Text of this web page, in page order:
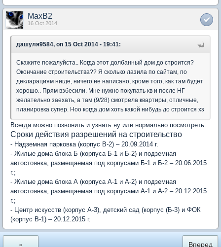
MaxB2
16 Oct 2014
дашуля9584, on 15 Oct 2014 - 19:41:
Скажите пожалуйста.. Когда этот долбанный дом до строится?
Окончание строительства?? Я сколько лазила по сайтам, по
декларациям нигде, ничего не написано, кроме того, как там будет
хорошо.. Прям взбесили. Мне нужно покупать кв и после НГ
желательно заехать, а там (9/28) смотрела квартиры, отличные,
планировка супер. Ноо когда дом хоть какой нибудь до строится хз
Всегда можно позвонить и узнать ну или нормально посмотреть.
Сроки действия разрешений на строительство
- Надземная парковка (корпус В-2) – 20.09.2014 г.
- Жилые дома блока Б (корпуса Б-1 и Б-2) и подземная
автостоянка, размещаемая под корпусами Б-1 и Б-2 – 20.06.2015
г.;
- Жилые дома блока А (корпуса А-1 и А-2) и подземная
автостоянка, размещаемая под корпусами А-1 и А-2 – 20.12.2015
г.;
- Центр искусств (корпус А-3), детский сад (корпус (Б-3) и ФОК
(корпус В-1) – 20.12.2015 г.
« Вперед